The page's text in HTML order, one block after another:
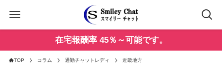
在宅報酬率 45％～可能です。
TOP コラム 通勤チャットレディ 近畿地方